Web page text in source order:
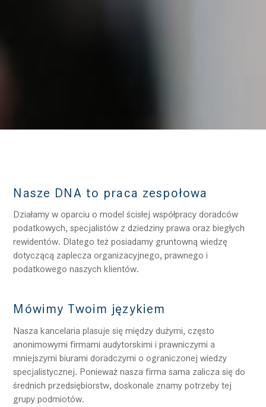
Nasze DNA to praca zespołowa
Działamy w oparciu o model ścisłej współpracy doradców
podatkowych, specjalistów z dziedziny prawa oraz biegłych
rewidentów. Dlatego też posiadamy gruntowną wiedzę
dotyczącą zaplecza organizacyjnego, prawnego i
podatkowego naszych klientów.
Mówimy Twoim językiem
Nasza kancelaria plasuje się między dużymi, często
anonimowymi firmami audytorskimi i prawniczymi a
mniejszymi biurami doradczymi o ograniczonej wiedzy
specjalistycznej. Ponieważ nasza firma sama zalicza się do
średnich przedsiębiorstw, doskonale znamy potrzeby tej
grupy podmiotów.